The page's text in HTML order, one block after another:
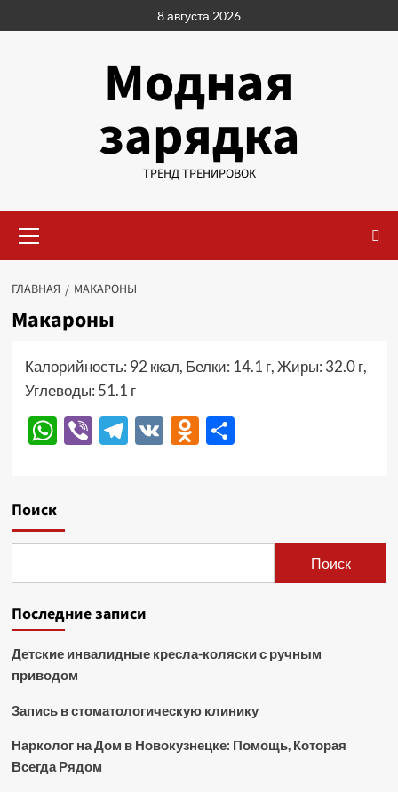
к
8 августа 2026
Модная
зарядка
ТРЕНД ТРЕНИРОВОК
меню
ГЛАВНАЯ МАКАРОНЫ
Макароны
Калорийность: 92 ккал, Белки: 14.1 г, Жиры: 32.0 г,
Углеводы: 51.1 г
WhatsApp
ViberTelegram
VKOdnoklassniki
Отправить
Поиск
Поиск
Последние записи
Детские инвалидные кресла-коляски с ручным
приводом
Запись в стоматологическую клинику
Нарколог на Дом в Новокузнецке: Помощь, Которая
Всегда Рядом